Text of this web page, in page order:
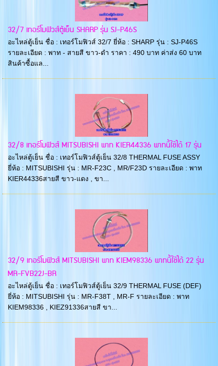
32/7 เทอร์โมฟิวส์ตู้เย็น SHARP รุ่น SJ-P46S
อะไหล่ตู้เย็น ชื่อ : เทอร์โมฟิวส์ 32/7 ยี่ห้อ : SHARP รุ่น : SJ-P46S
รายละเอียด : พาท - สายสี ขาว-ดำ ราคา : 490 บาท ค่าส่ง 60 บาท
สินค้าซื้อแล...
32/8 เทอร์โมฟิวส์ MITSUBISHI พาท KIER44336 พาทนี้ใช้ได้ 17 รุ่น
อะไหล่ตู้เย็น ชื่อ : เทอร์โมฟิวส์ตู้เย็น 32/8 THERMAL FUSE ASSY
ยี่ห้อ : MITSUBISHI รุ่น : MR-F23C , MR/F23D รายละเอียด : พาท
KIER44336สายสี ขาว-แดง , ขา...
32/9 เทอร์โมฟิวส์ MITSUBISHI พาท KIEM98336 พาทนี้ใช้ได้ 22 รุ่น
MR-FVB22J-BR
อะไหล่ตู้เย็น ชื่อ : เทอร์โมฟิวส์ตู้เย็น 32/9 THERMAL FUSE (DEF)
ยี่ห้อ : MITSUBISHI รุ่น : MR-F38T , MR-F รายละเอียด : พาท
KIEM98336 , KIEZ91336สายสี ขา...